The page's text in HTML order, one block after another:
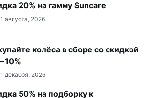
20% на гамму Suncare
августа, 2026
колёса в сборе со скидкой
декабря, 2026
50% на подборку к